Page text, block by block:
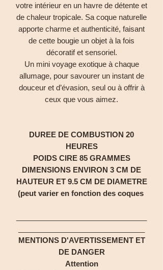
votre intérieur en un havre de détente et
de chaleur tropicale. Sa coque naturelle
apporte charme et authenticité, faisant
de cette bougie un objet à la fois
décoratif et sensoriel.
Un mini voyage exotique à chaque
allumage, pour savourer un instant de
douceur et d’évasion, seul ou à offrir à
ceux que vous aimez.
DUREE DE COMBUSTION 20
HEURES
POIDS CIRE 85 GRAMMES
DIMENSIONS ENVIRON 3 CM DE
HAUTEUR ET 9.5 CM DE DIAMETRE
(peut varier en fonction des coques
MENTIONS D'AVERTISSEMENT ET
DE DANGER
Attention